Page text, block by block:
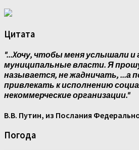
Цитата
"...Xочу, чтобы меня услышали
муниципальные власти. Я
называется, не жадничать, ...а
привлекать к исполнению
некоммерческие организации."
В.В. Путин, из Послания
Погода